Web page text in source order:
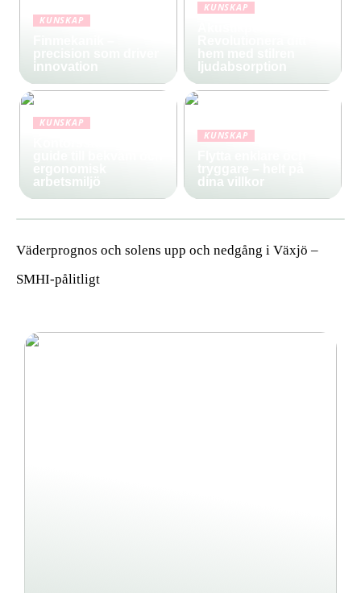
KUNSKAP
innovation
KUNSKAP
ljudabsorption
KUNSKAP
arbetsmiljö
KUNSKAP
dina villkor
Väderprognos och solens upp och nedgång i Växjö –
SMHI-pålitligt